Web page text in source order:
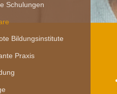
Schulungen
Bildungsinstitute
Praxis